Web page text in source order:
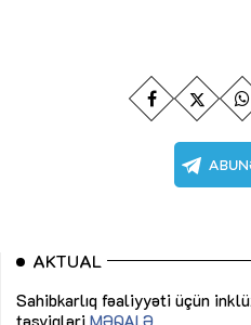
AKTUAL
Sahibkarlıq fəaliyyəti üçün
təşviqləri MƏQALƏ